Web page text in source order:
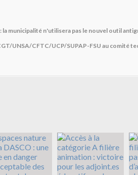
la municipalité n'utilisera pas le nouvel outil
UNSA/CFTC/UCP/SUPAP-FSU au comité